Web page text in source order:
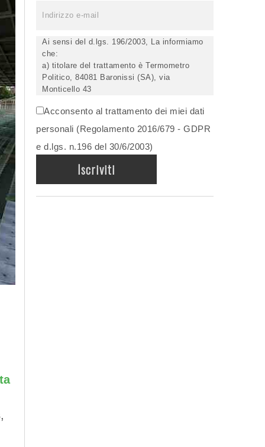
,
Ai sensi del d.lgs. 196/2003, La informiamo
che:
a) titolare del trattamento è Termometro
Politico, 84081 Baronissi (SA), via
Monticello 43
elettronicamente) soltanto dagli incaricati
autorizzati, esclusivamente per dare corso
all'invio della newsletter e per l'invio (anche
via email) di informazioni relative alle
c) la comunicazione dei dati è facoltativa,
ma in mancanza non potremo evadere la
Sua richiesta;
Acconsento al trattamento dei miei dati
personali (Regolamento 2016/679 - GDPR
e d.lgs. n.196 del 30/6/2003)